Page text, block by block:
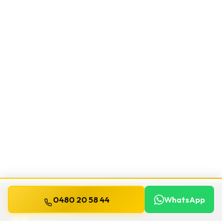
WILLEMS
0480 20 58 44 WhatsApp